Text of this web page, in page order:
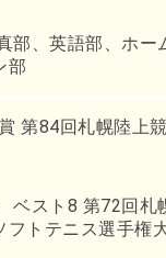
部、英語部、ホー
部
第84回札幌陸
スト8 第72回
トテニス選手権